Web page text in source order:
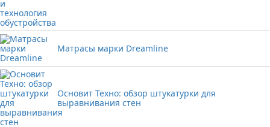
Матрасы марки Dreamline
Основит Техно: обзор штукатурки для
выравнивания стен